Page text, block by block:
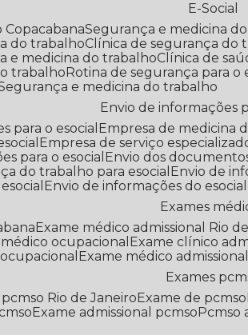
E-Social
Copacabana Segurança e medicina
do trabalho
Clínica de segurança do
e medicina do trabalho
Clínica de
trabalho
Rotina de segurança para o
Segurança e medicina do trabalho
Envio de informações
para o esocial
Empresa de medicina
Empresa de serviço
para o esocial
Envio dos
do trabalho para esocial
Envio de
Envio de informações do esocial
Exames
Exame médico admissional Rio
médico ocupacional Exame clínico
ocupacional
Exame médico admissional
Exames
pcmso Rio de Janeiro Exame de pcmso
Exame admissional pcmso Pcmso